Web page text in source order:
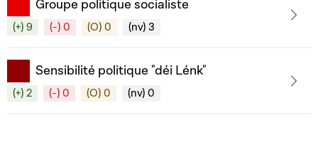
Groupe politique socialiste
(+) 9 (-) 0 (O) 0 (nv) 3
Sensibilité politique "déi Lénk"
(+) 2 (-) 0 (O) 0 (nv) 0